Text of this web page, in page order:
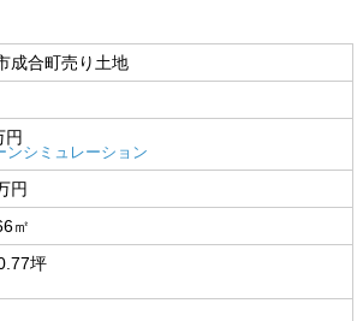
成合町売り土地
円
ンシミュレーション
円
㎡
坪